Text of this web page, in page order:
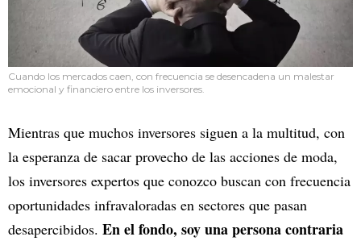
Cuando los mercados caen, con frecuencia se desencadena un malestar
emocional y financiero entre los inversores.
Mientras que muchos inversores siguen a la multitud, con
la esperanza de sacar provecho de las acciones de moda,
los inversores expertos que conozco buscan con frecuencia
oportunidades infravaloradas en sectores que pasan
desapercibidos. En el fondo, soy una persona contraria